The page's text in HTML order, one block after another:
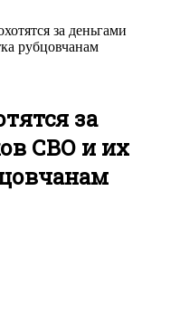
за деньгами
рубцовчанам
за
СВО и их